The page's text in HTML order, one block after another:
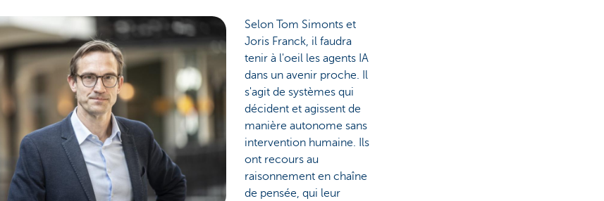
Selon Tom Simonts et
Joris Franck, il faudra
tenir à l'oeil les agents IA
dans un avenir proche. Il
s'agit de systèmes qui
décident et agissent de
manière autonome sans
intervention humaine. Ils
ont recours au
raisonnement en chaîne
de pensée, qui leur